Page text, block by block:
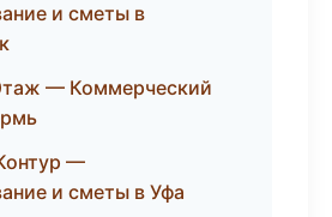
и сметы в
— Коммерческий
—
и сметы в Уфа